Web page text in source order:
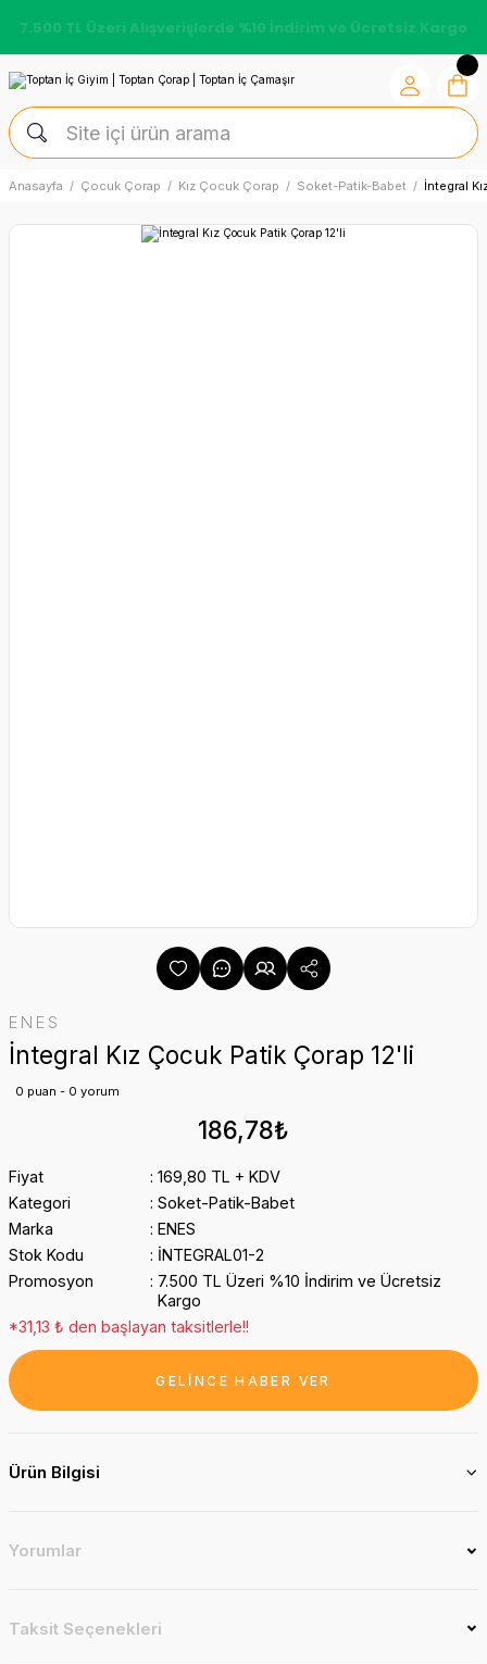
7.500 TL Üzeri Alışverişlerde %10 İndirim ve Ücretsiz Kargo
Anasayfa Çocuk Çorap Kız Çocuk Çorap Soket-Patik-Babet İntegral
ENES
İntegral Kız Çocuk Patik Çorap 12'li
0 puan - 0 yorum
186,78₺
Fiyat
169,80 TL + KDV
Kategori
Soket-Patik-Babet
Marka
ENES
Stok Kodu
İNTEGRAL01-2
Promosyon
7.500 TL Üzeri %10 İndirim ve Ücretsiz
Kargo
*31,13 ₺ den başlayan taksitlerle!!
GELİNCE HABER VER
Ürün Bilgisi
Yorumlar
Taksit Seçenekleri